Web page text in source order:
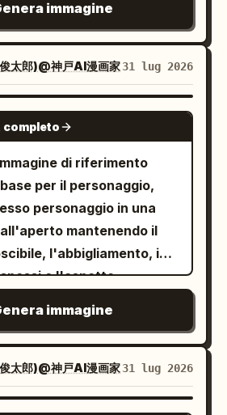
“It exhales with
Immagine: primo
socchiuso e della
che rilascia una piccola
4 caption:
con
dragon feels shy while a
watching curiously.”
si gratta la testa
un simpatico
posa su un ramo vicino.
“5. (8–10s) The Sneeze”
up… and prepares for the
ever!” Immagine:
del volto del drago,
foglie tropicali,
rosa, boccioli viola e
vicino all'acqua.
un albero battuto
a sinistra, piante simili a
dietro di esso, dolci
cielo azzurro pallido con
e una lontana
sulla destra. Usa
alpino fantastico
piante fiorite, un
e una montagna
creature visibili,
segue: 1 coniglio crema
2 massicci triceratopi
in basso a destra
corno, becco e
Si trova accanto a
cavallo nero ,
delicatamente la testa
le mani mentre vi
creando un legame
e cavallo. Il cavallo
briglia in pelle nera
lucido. La scena
d'oro
in un
con la calda luce
che illumina le nuvole e
entrambi i soggetti.
è verticale (4:5), con
stretta dal busto in su,
di campo ridotta, uno
cremoso e una sottile
Texture della pelle
immagine
太郎)@神戸AI漫画家31 lug 2026
GPT IMAGE 2
completo
di riferimento
per il personaggio,
personaggio in una
mantenendo il
l'abbigliamento, i
e l'aspetto
la posa in modo che
in avanti, con una
un guinzaglio rosso, e
goccia di sudore
imbarazzo o esitazione.
immagine
太郎)@神戸AI漫画家31 lug 2026